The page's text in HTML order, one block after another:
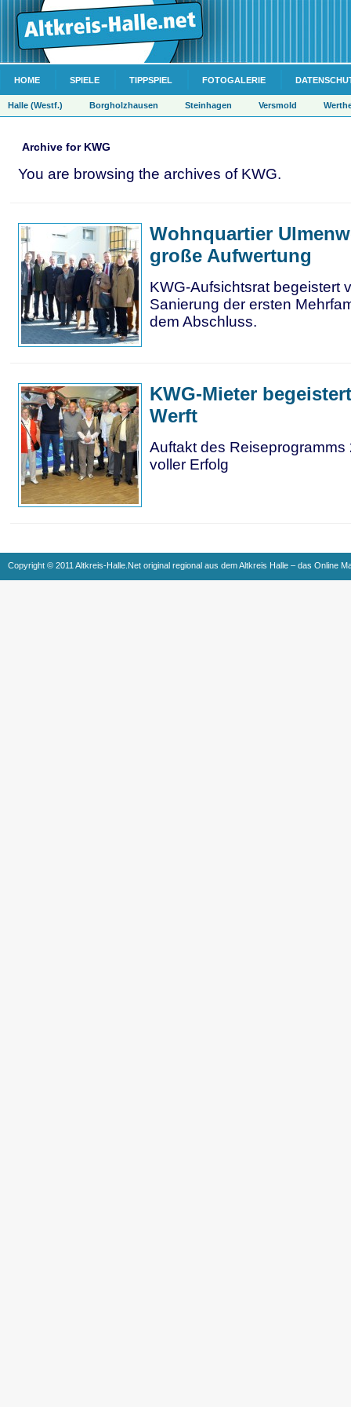
HOME SPIELE TIPPSPIEL FOTOGALERIE
Halle (Westf.) Borgholzhausen Steinhagen Versmold
Archive for KWG
You are browsing the archives of KWG.
Wohnquartier
große Aufwertung
KWG-Aufsichtsrat begeistert
Sanierung der ersten
dem Abschluss.
KWG-Mieter
Werft
Auftakt des Reiseprogramms
voller Erfolg
Copyright © 2011 Altkreis-Halle.Net original regional aus dem Altkreis Halle – das Online